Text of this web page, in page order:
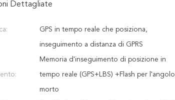
Dettagliate
GPS in tempo reale che posiziona,
inseguimento a distanza di GPRS
Memoria d'inseguimento di posizione in
tempo reale (GPS+LBS) +Flash per l'angolo
morto